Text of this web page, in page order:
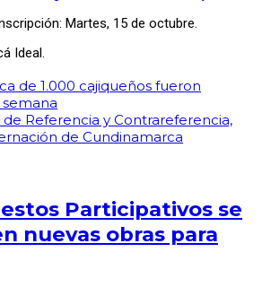
Martes, 15 de octubre.
Ideal.
de 1.000 cajiqueños fueron
Referencia y Contrareferencia,
de Cundinamarca
Participativos se
nuevas obras para